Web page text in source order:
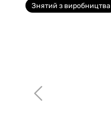
Знятий з виробництва